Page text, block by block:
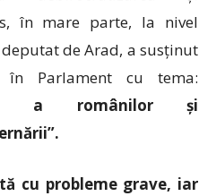
în mare parte, la nivel
de Arad, a susținut
Parlament cu tema:
a românilor și
cu probleme grave, iar